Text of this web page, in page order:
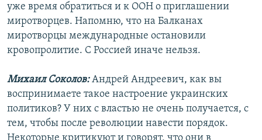
уже время обратиться и к ООН о приглашении
миротворцев. Напомню, что на Балканах
миротворцы международные остановили
кровопролитие. С Россией иначе нельзя.
Михаил Соколов:Андрей Андреевич, как вы
воспринимаете такое настроение украинских
политиков? У них с властью не очень получается, с
тем, чтобы после революции навести порядок.